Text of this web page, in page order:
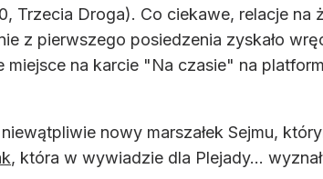
Trzecia Droga). Co ciekawe, relacje
z pierwszego posiedzenia zyskało
na karcie "Na czasie" na
nowy marszałek Sejmu,
, która w wywiadzie dla Plejady...